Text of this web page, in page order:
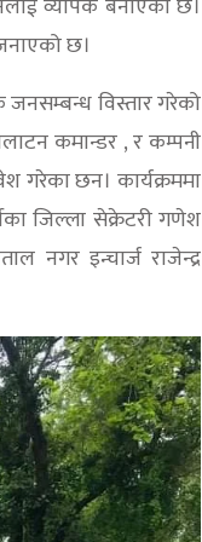
छ।
विस्तार गरेको
कमान्डर , र कम्पनी
गरेका छन। कार्यक्रममा
जिल्ला सेक्रेटरी गणेश
नगर इन्चार्ज राजेन्द्र